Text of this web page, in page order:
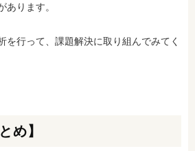
あります。
を行って、課題解決に取り組んでみてく
め】